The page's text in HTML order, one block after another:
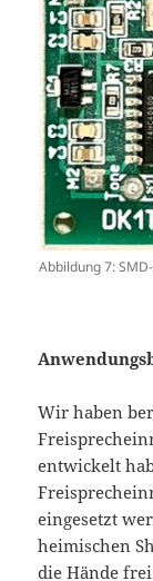
Abbildung 7:
Wir haben
entwickelt
eingesetzt
heimischen
die Hände